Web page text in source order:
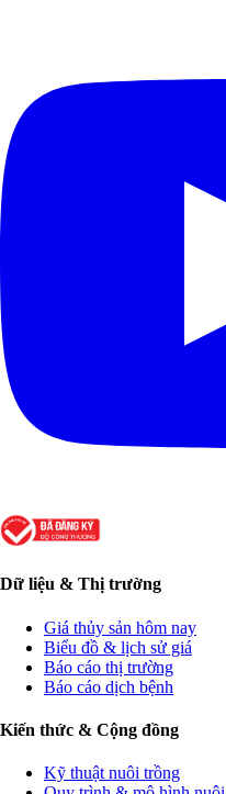
Dữ liệu & Thị trường
Giá thủy sản hôm nay
Biểu đồ & lịch sử giá
Báo cáo thị trường
Báo cáo dịch bệnh
Kiến thức & Cộng đồng
Kỹ thuật nuôi trồng